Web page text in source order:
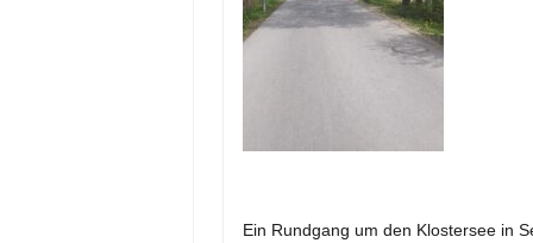
Ein Rundgang um den Klostersee in